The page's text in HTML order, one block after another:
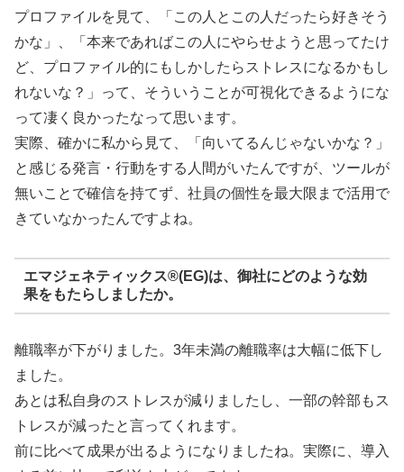
プロファイルを見て、「この人とこの人だったら好きそう
かな」、「本来であればこの人にやらせようと思ってたけ
ど、プロファイル的にもしかしたらストレスになるかもし
れないな？」って、そういうことが可視化できるようにな
って凄く良かったなって思います。
実際、確かに私から見て、「向いてるんじゃないかな？」
と感じる発言・行動をする人間がいたんですが、ツールが
無いことで確信を持てず、社員の個性を最大限まで活用で
きていなかったんですよね。
エマジェネティックス®(EG)は、御社にどのような効
果をもたらしましたか。
離職率が下がりました。3年未満の離職率は大幅に低下し
ました。
あとは私自身のストレスが減りましたし、一部の幹部もス
トレスが減ったと言ってくれます。
前に比べて成果が出るようになりましたね。実際に、導入